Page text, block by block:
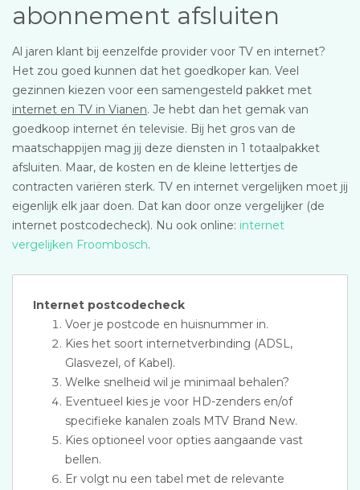
abonnement afsluiten
Al jaren klant bij eenzelfde provider voor TV en internet?
Het zou goed kunnen dat het goedkoper kan. Veel
gezinnen kiezen voor een samengesteld pakket met
internet en TV in Vianen. Je hebt dan het gemak van
goedkoop internet én televisie. Bij het gros van de
maatschappijen mag jij deze diensten in 1 totaalpakket
afsluiten. Maar, de kosten en de kleine lettertjes de
contracten variëren sterk. TV en internet vergelijken moet jij
eigenlijk elk jaar doen. Dat kan door onze vergelijker (de
internet postcodecheck). Nu ook online: internet
vergelijken Froombosch.
Internet postcodecheck
Voer je postcode en huisnummer in.
Kies het soort internetverbinding (ADSL,
Glasvezel, of Kabel).
Welke snelheid wil je minimaal behalen?
Eventueel kies je voor HD-zenders en/of
specifieke kanalen zoals MTV Brand New.
Kies optioneel voor opties aangaande vast
bellen.
Er volgt nu een tabel met de relevante